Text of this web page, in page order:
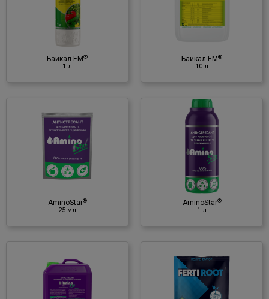
Байкал-ЕМ ®
1 л
Байкал-ЕМ ®
10 л
Мікробіологічний препарат
AminoStar®
25 мл
AminoStar®
1 л
AminoStar
1 л
Антистресант
Регулятор росту